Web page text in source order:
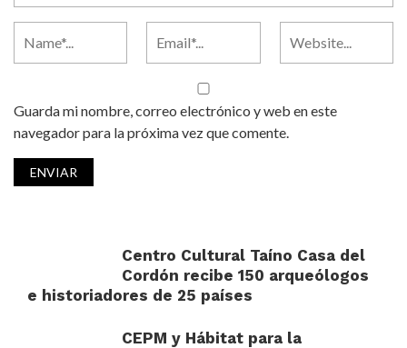
Guarda mi nombre, correo electrónico y web en este
navegador para la próxima vez que comente.
Centro Cultural Taíno Casa del
Cordón recibe 150 arqueólogos
e historiadores de 25 países
CEPM y Hábitat para la